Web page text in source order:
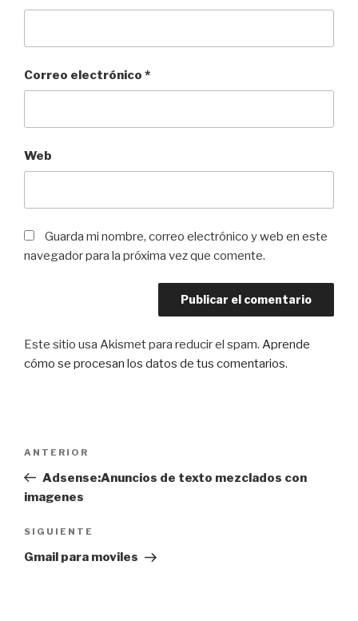
Correo electrónico *
Web
Guarda mi nombre, correo electrónico y web en este
navegador para la próxima vez que comente.
Este sitio usa Akismet para reducir el spam. Aprende
cómo se procesan los datos de tus comentarios.
entradas
Entrada
anterior:
ANTERIOR
Adsense:Anuncios de texto mezclados con
imagenes
Siguiente
entrada
SIGUIENTE
Gmail para moviles